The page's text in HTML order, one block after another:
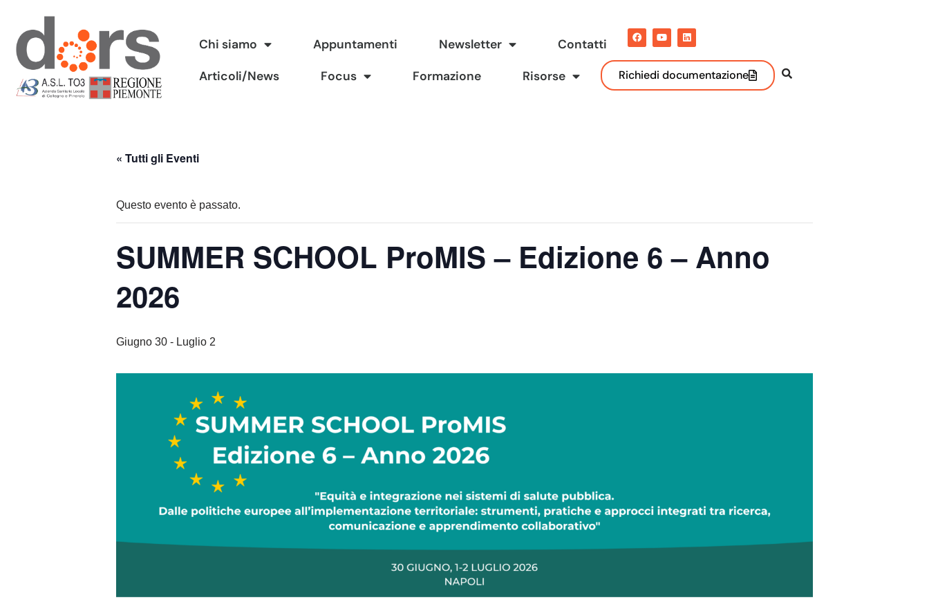
Vai
al
contenuto
Chi siamo Appuntamenti Newsletter Contatti
Articoli/News Focus Formazione Risorse Richiedi documentazione
« Tutti gli Eventi
Questo evento è passato.
SUMMER SCHOOL ProMIS – Edizione 6 – Anno
2026
Giugno 30 - Luglio 2